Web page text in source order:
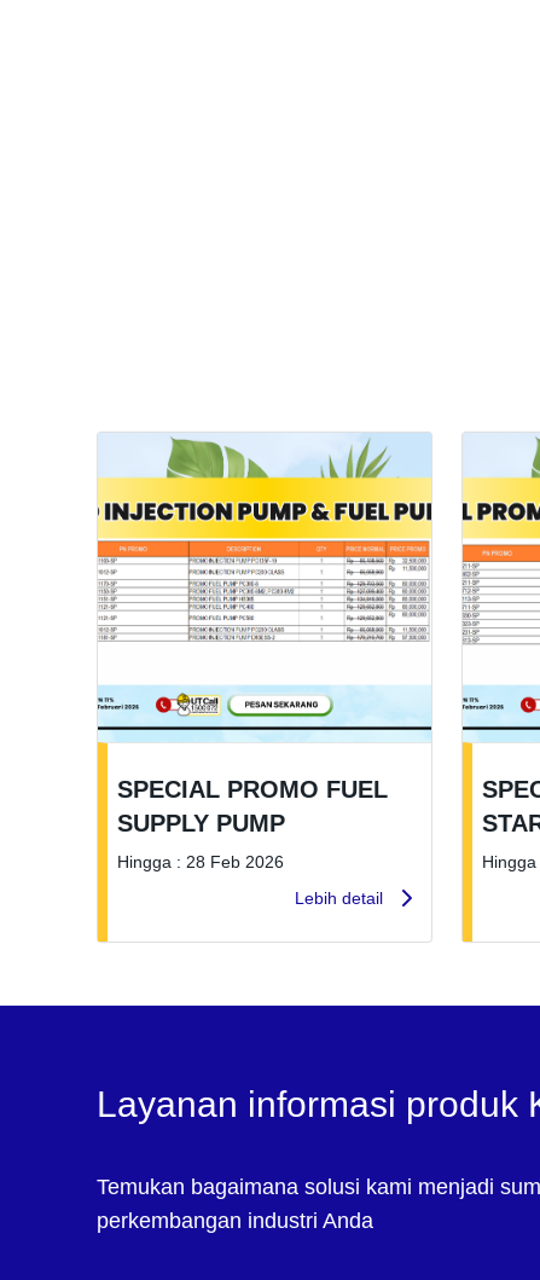
SPECIAL PROMO FUEL
SUPPLY PUMP
Hingga : 28 Feb 2026
Lebih detail
Layanan informasi produk
Temukan bagaimana solusi kami menjadi
perkembangan industri Anda